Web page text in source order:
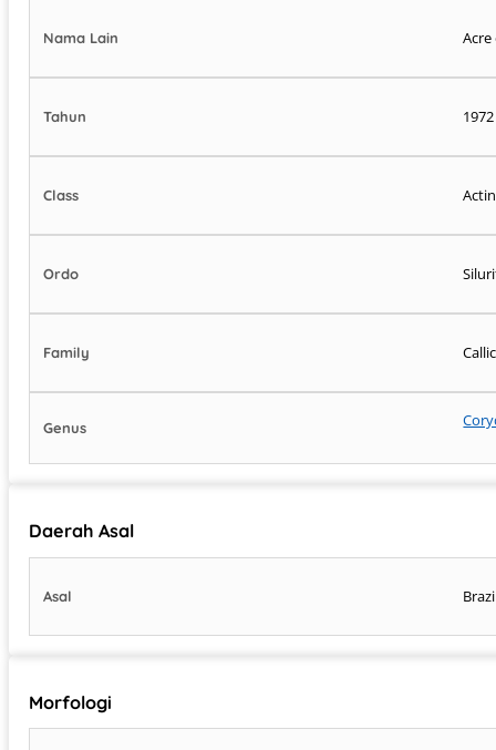
Nama Lain
Tahun 1972
Class
Ordo
Family
Genus
Daerah Asal
Asal
Morfologi